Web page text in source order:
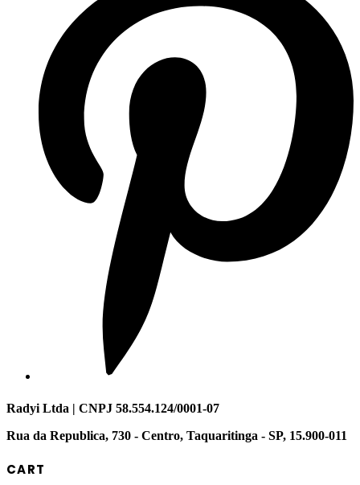
Radyi Ltda | CNPJ 58.554.124/0001-07
Rua da Republica, 730 - Centro, Taquaritinga - SP, 15.900-011
CART